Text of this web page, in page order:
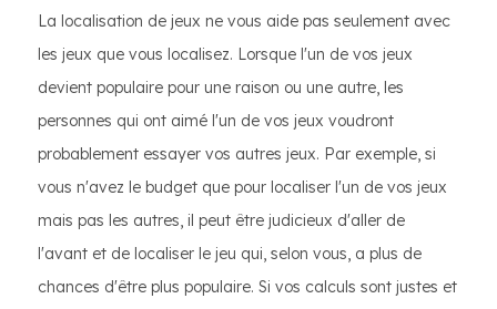
La localisation de jeux ne vous aide pas seulement avec
les jeux que vous localisez. Lorsque l'un de vos jeux
devient populaire pour une raison ou une autre, les
personnes qui ont aimé l'un de vos jeux voudront
probablement essayer vos autres jeux. Par exemple, si
vous n'avez le budget que pour localiser l'un de vos jeux
mais pas les autres, il peut être judicieux d'aller de
l'avant et de localiser le jeu qui, selon vous, a plus de
chances d'être plus populaire. Si vos calculs sont justes et